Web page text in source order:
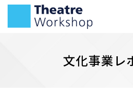
文化事業レ